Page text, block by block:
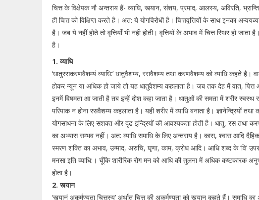
चित्त के विक्षेपक नौ अन्तराय हैं- व्याधि, स्त्यान, संशय, प्रमाद, आलस्य, अविरति,
ही चित्त को विक्षिप्त करते है। अत: ये योगविरोधी है। चित्तवृत्तियों के साथ इनका
है। जब ये नहीं होते तो वृत्तियॉं भी नही होती। वृत्तियों के अभाव में चित्त स्थिर हो
है।
1. व्याधि
‘धातुरसकरणवैशम्यं व्याधि:’ धातुवैशम्य, रसवैशम्य तथा करणवैशम्य को व्याधि कहते
होकर न्यून या अधिक हो जाये तो यह धातुवैशम्य कहलाता है। जब तक देह में वात,
इनमें विषमता आ जाती है तब इन्हें दोश कहा जाता है। धातुओं की समता में शरीर स्वस्थ
परिपाक न होना रसवैशम्य कहलाता है। यही शरीर में व्याधि बनाता है। ज्ञानेन्द्रियों
योगसाधना के लिए सशक्त और दृढ इन्द्रियों की आवश्यकता होती है। धातु, रस तथा
का अभ्यास सम्भव नहीं। अत: व्याधि समाधि के लिए अन्तराय है। कास, श्वास आदि दैहिक
स्मरण शक्ति का अभाव, उन्माद, अरुचि, घृणा, काम, क्रोध आदि। आधि शब्द के ‘वि’
मनसा इति व्याधि:। चूँकि शारीरिक रोग मन को आधि की तुलना में अधिक कष्टकारक
होता है।
2. स्त्यान
‘स्त्यानं अकर्मण्यता चित्तस्य’ अर्थात् चित्त की अकर्मण्यता को स्त्यान कहते हैं। समाधि